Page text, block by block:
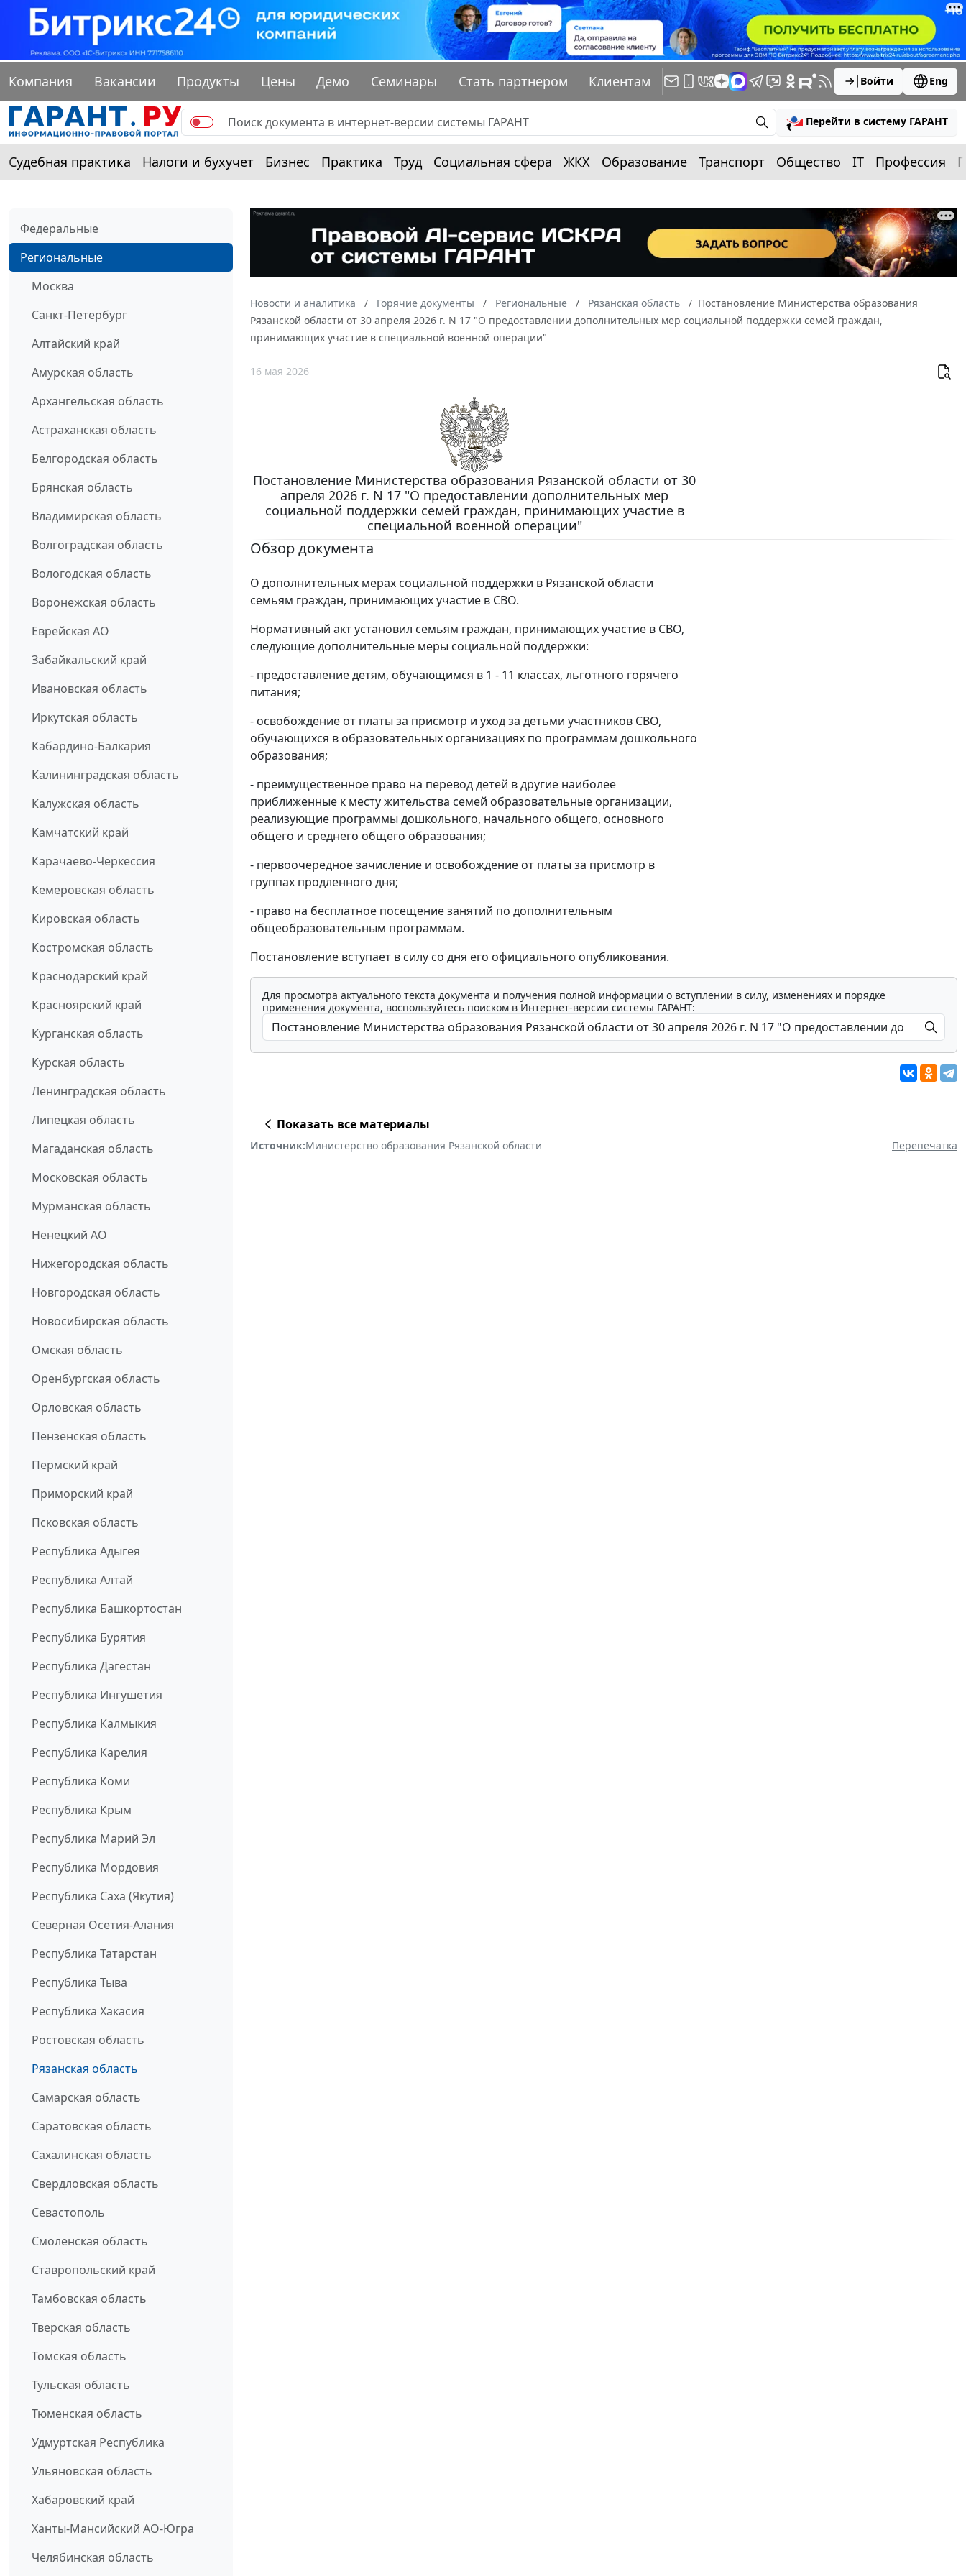
Компания Вакансии Продукты Цены Демо Семинары Стать партнером Клиентам Войти Eng
Перейти в систему ГАРАНТ
Судебная практика Налоги и бухучет Бизнес Практика Труд Социальная сфера ЖКХ Образование Транспорт Общество IT Профессия
Федеральные
Региональные
Москва
Санкт-Петербург
Алтайский край
Амурская область
Архангельская область
Астраханская область
Белгородская область
Брянская область
Владимирская область
Волгоградская область
Вологодская область
Воронежская область
Еврейская АО
Забайкальский край
Ивановская область
Иркутская область
Кабардино-Балкария
Калининградская область
Калужская область
Камчатский край
Карачаево-Черкессия
Кемеровская область
Кировская область
Костромская область
Краснодарский край
Красноярский край
Курганская область
Курская область
Ленинградская область
Липецкая область
Магаданская область
Московская область
Мурманская область
Ненецкий АО
Нижегородская область
Новгородская область
Новосибирская область
Омская область
Оренбургская область
Орловская область
Пензенская область
Пермский край
Приморский край
Псковская область
Республика Адыгея
Республика Алтай
Республика Башкортостан
Республика Бурятия
Республика Дагестан
Республика Ингушетия
Республика Калмыкия
Республика Карелия
Республика Коми
Республика Крым
Республика Марий Эл
Республика Мордовия
Республика Саха (Якутия)
Северная Осетия-Алания
Республика Татарстан
Республика Тыва
Республика Хакасия
Ростовская область
Рязанская область
Самарская область
Саратовская область
Сахалинская область
Свердловская область
Севастополь
Смоленская область
Ставропольский край
Тамбовская область
Тверская область
Томская область
Тульская область
Тюменская область
Удмуртская Республика
Ульяновская область
Хабаровский край
Ханты-Мансийский АО-Югра
Челябинская область
Новости и аналитика Горячие документы Региональные Рязанская область
Постановление Министерства образования
Рязанской области от 30 апреля 2026 г. N 17 "О предоставлении дополнительных мер социальной поддержки семей граждан,
принимающих участие в специальной военной операции"
16 мая 2026
Постановление Министерства образования Рязанской области от 30
апреля 2026 г. N 17 "О предоставлении дополнительных мер
социальной поддержки семей граждан, принимающих участие в
специальной военной операции"
Обзор документа
О дополнительных мерах социальной поддержки в Рязанской области
семьям граждан, принимающих участие в СВО.
Нормативный акт установил семьям граждан, принимающих участие в СВО,
следующие дополнительные меры социальной поддержки:
- предоставление детям, обучающимся в 1 - 11 классах, льготного горячего
питания;
- освобождение от платы за присмотр и уход за детьми участников СВО,
обучающихся в образовательных организациях по программам дошкольного
образования;
- преимущественное право на перевод детей в другие наиболее
приближенные к месту жительства семей образовательные организации,
реализующие программы дошкольного, начального общего, основного
общего и среднего общего образования;
- первоочередное зачисление и освобождение от платы за присмотр в
группах продленного дня;
- право на бесплатное посещение занятий по дополнительным
общеобразовательным программам.
Постановление вступает в силу со дня его официального опубликования.
Для просмотра актуального текста документа и получения полной информации о вступлении в силу, изменениях и порядке
применения документа, воспользуйтесь поиском в Интернет-версии системы ГАРАНТ:
Показать все материалы
Источник:Министерство образования Рязанской области Перепечатка